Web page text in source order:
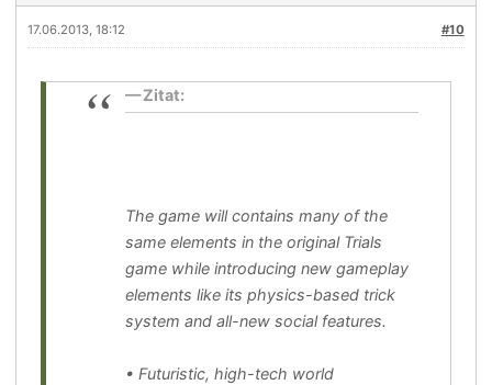
#10
17.06.2013, 18:12
Zitat:
The game will contains many of the
same elements in the original Trials
game while introducing new gameplay
elements like its physics-based trick
system and all-new social features.
• Futuristic, high-tech world